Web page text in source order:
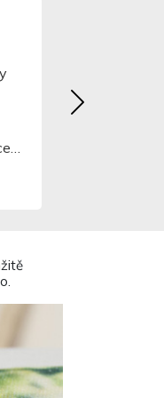
nevýhoda. Jinak jsou
perfektní.
Naprosto skvělé